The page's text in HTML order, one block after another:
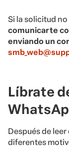
Si la solicitud
comunicarte
enviando un
Líbrate
Después de
diferentes